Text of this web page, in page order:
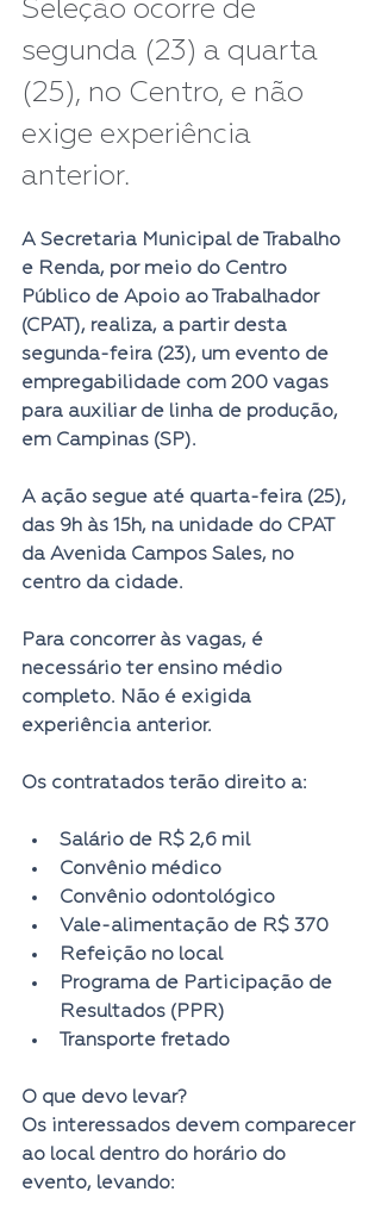
Seleção ocorre de
segunda (23) a quarta
(25), no Centro, e não
exige experiência
anterior.
A Secretaria Municipal de Trabalho
e Renda, por meio do Centro
Público de Apoio ao Trabalhador
(CPAT), realiza, a partir desta
segunda-feira (23), um evento de
empregabilidade com 200 vagas
para auxiliar de linha de produção,
em Campinas (SP).
A ação segue até quarta-feira (25),
das 9h às 15h, na unidade do CPAT
da Avenida Campos Sales, no
centro da cidade.
Para concorrer às vagas, é
necessário ter ensino médio
completo. Não é exigida
experiência anterior.
Os contratados terão direito a:
Salário de R$ 2,6 mil
Convênio médico
Convênio odontológico
Vale-alimentação de R$ 370
Refeição no local
Programa de Participação de
Resultados (PPR)
Transporte fretado
O que devo levar?
Os interessados devem comparecer
ao local dentro do horário do
evento, levando: